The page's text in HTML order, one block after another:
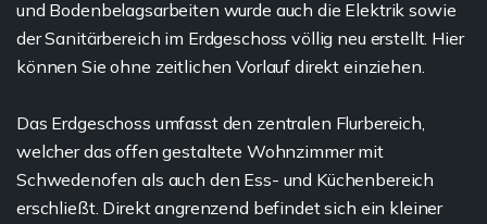
und Bodenbelagsarbeiten wurde auch die Elektrik sowie
der Sanitärbereich im Erdgeschoss völlig neu erstellt. Hier
können Sie ohne zeitlichen Vorlauf direkt einziehen.
Das Erdgeschoss umfasst den zentralen Flurbereich,
welcher das offen gestaltete Wohnzimmer mit
Schwedenofen als auch den Ess- und Küchenbereich
erschließt. Direkt angrenzend befindet sich ein kleiner